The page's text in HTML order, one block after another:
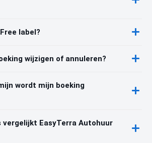
label?
wijzigen of annuleren?
wordt mijn boeking
vergelijkt EasyTerra Autohuur